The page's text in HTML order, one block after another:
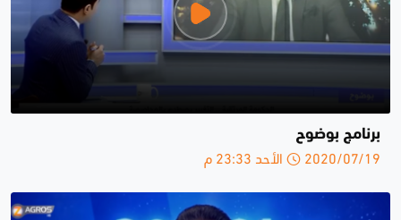
برنامج بوضوح
2020/07/19 الأحد 23:33 م